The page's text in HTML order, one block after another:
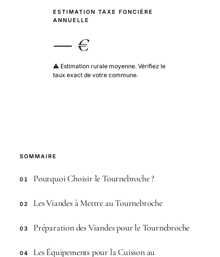
ESTIMATION TAXE FONCIÈRE
ANNUELLE
— €
⚠️ Estimation rurale moyenne. Vérifiez le
taux exact de votre commune.
SOMMAIRE
01 Pourquoi Choisir le Tournebroche ?
02 Les Viandes à Mettre au Tournebroche
03 Préparation des Viandes pour le Tournebroche
04
Les Équipements pour la Cuisson au